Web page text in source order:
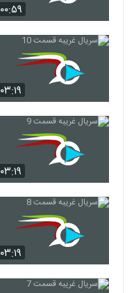
۰۰:۵۹
۰۳:۱۹
۰۳:۱۹
۰۳:۱۹